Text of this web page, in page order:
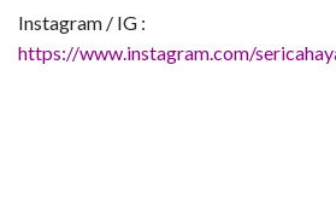
Instagram / IG :
https://www.instagram.com/